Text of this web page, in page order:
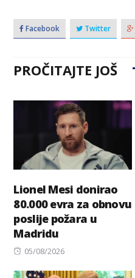
Facebook Twitter
PROČITAJTE JOŠ
Lionel Mesi donirao
80.000 evra za obnovu
poslije požara u
Madridu
Posted
05/08/2026